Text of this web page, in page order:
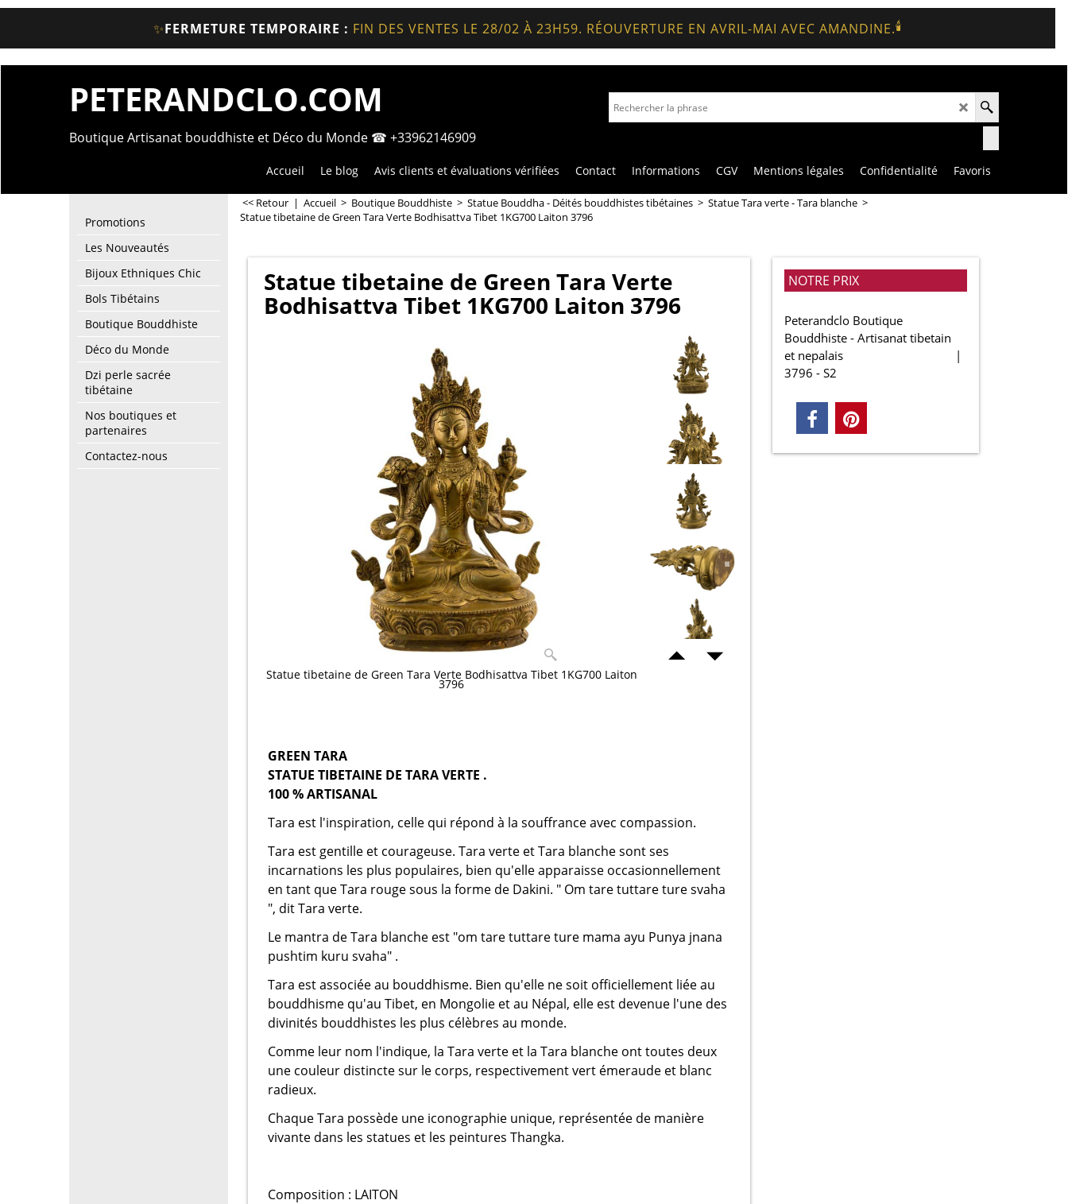
✨FERMETURE TEMPORAIRE : FIN DES VENTES LE 28/02 À 23H59. RÉOUVERTURE EN AVRIL-MAI AVEC AMANDINE.🕯️
PETERANDCLO.COM
Boutique Artisanat bouddhiste et Déco du Monde ☎ +33962146909
Accueil Le blog Avis clients et évaluations vérifiées Contact Informations CGV Mentions légales Confidentialité Favoris
Promotions
Les Nouveautés
Bijoux Ethniques Chic
Bols Tibétains
Boutique Bouddhiste
Déco du Monde
Dzi perle sacrée
tibétaine
Nos boutiques et
partenaires
Contactez-nous
<< Retour | Accueil > Boutique Bouddhiste > Statue Bouddha - Déités bouddhistes tibétaines > Statue Tara verte - Tara blanche >
Statue tibetaine de Green Tara Verte Bodhisattva Tibet 1KG700 Laiton 3796
Statue tibetaine de Green Tara Verte
Bodhisattva Tibet 1KG700 Laiton 3796
Statue tibetaine de Green Tara Verte Bodhisattva Tibet 1KG700 Laiton
3796
GREEN TARA
STATUE TIBETAINE DE TARA VERTE .
100 % ARTISANAL
Tara est l'inspiration, celle qui répond à la souffrance avec compassion.
Tara est gentille et courageuse. Tara verte et Tara blanche sont ses
incarnations les plus populaires, bien qu'elle apparaisse occasionnellement
en tant que Tara rouge sous la forme de Dakini. " Om tare tuttare ture svaha
", dit Tara verte.
Le mantra de Tara blanche est "om tare tuttare ture mama ayu Punya jnana
pushtim kuru svaha" .
Tara est associée au bouddhisme. Bien qu'elle ne soit officiellement liée au
bouddhisme qu'au Tibet, en Mongolie et au Népal, elle est devenue l'une des
divinités bouddhistes les plus célèbres au monde.
Comme leur nom l'indique, la Tara verte et la Tara blanche ont toutes deux
une couleur distincte sur le corps, respectivement vert émeraude et blanc
radieux.
Chaque Tara possède une iconographie unique, représentée de manière
vivante dans les statues et les peintures Thangka.
Composition : LAITON
NOTRE PRIX
Peterandclo Boutique
Bouddhiste - Artisanat tibetain
et nepalais
3796 - S2